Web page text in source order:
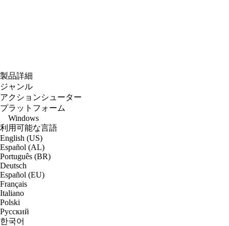
製品詳細
ジャンル
アクションシューター
プラットフォーム
Windows
利用可能な言語
English (US)
Español (AL)
Português (BR)
Deutsch
Español (EU)
Français
Italiano
Polski
Русский
한국어